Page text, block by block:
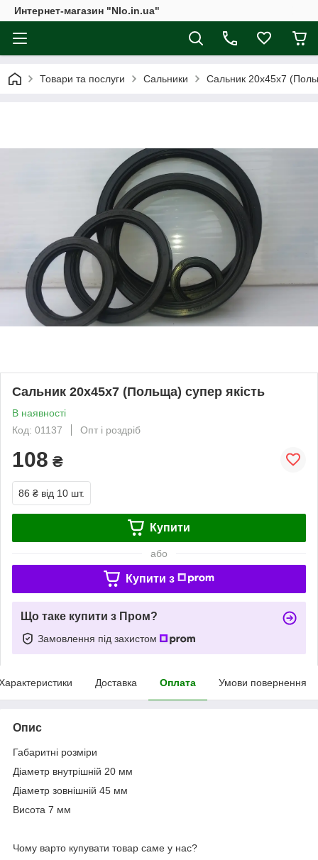
Интернет-магазин "Nlo.in.ua"
Товари та послуги Сальники Сальник 20х45х7
Сальник 20х45х7 (Польща) супер якість
В наявності
Код: 01137
Опт і роздріб
108 ₴
86 ₴ від 10 шт.
Купити
або
Купити з
Що таке купити з Пром?
Замовлення під захистом
Доставка Оплата Умови повернення
Опис
Габаритні розміри
Діаметр внутрішній 20 мм
Діаметр зовнішній 45 мм
Висота 7 мм
Чому варто купувати товар саме у нас?